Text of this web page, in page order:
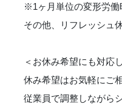
※1ヶ月単位の変形労働
その他、リフレッシュ
＜お休み希望にも対応
休み希望はお気軽にご
従業員で調整しながら